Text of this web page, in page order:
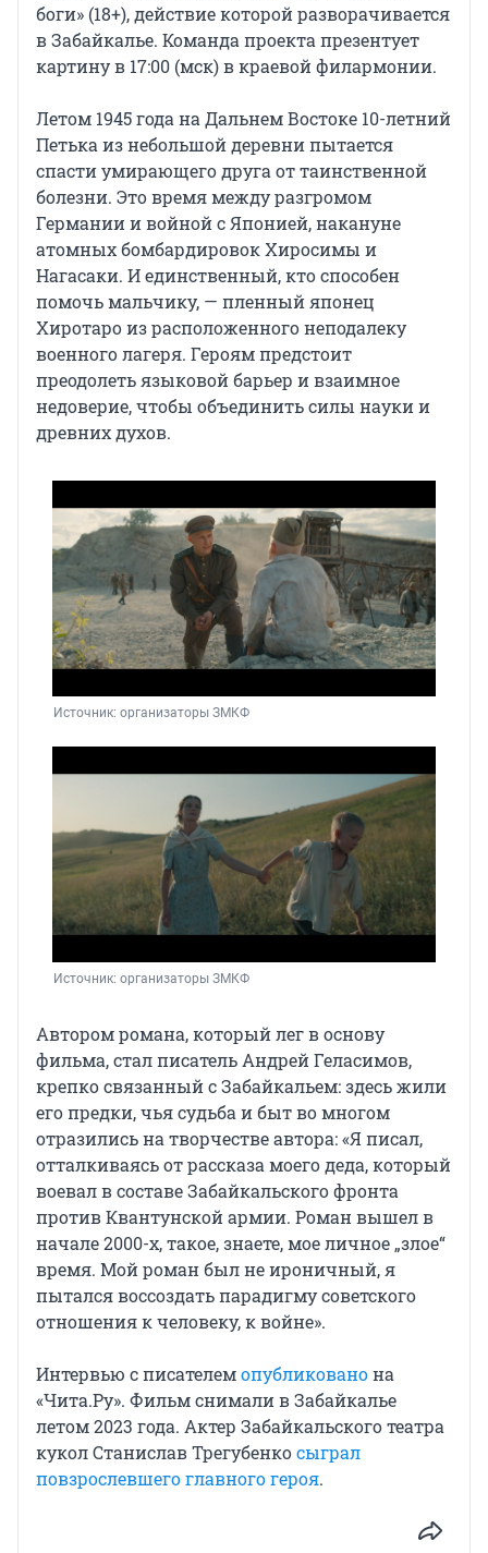
боги» (18+), действие которой разворачивается
в Забайкалье. Команда проекта презентует
картину в 17:00 (мск) в краевой филармонии.
Летом 1945 года на Дальнем Востоке 10-летний
Петька из небольшой деревни пытается
спасти умирающего друга от таинственной
болезни. Это время между разгромом
Германии и войной с Японией, накануне
атомных бомбардировок Хиросимы и
Нагасаки. И единственный, кто способен
помочь мальчику, — пленный японец
Хиротаро из расположенного неподалеку
военного лагеря. Героям предстоит
преодолеть языковой барьер и взаимное
недоверие, чтобы объединить силы науки и
древних духов.
Источник: организаторы ЗМКФ
Источник: организаторы ЗМКФ
Автором романа, который лег в основу
фильма, стал писатель Андрей Геласимов,
крепко связанный с Забайкальем: здесь жили
его предки, чья судьба и быт во многом
отразились на творчестве автора: «Я писал,
отталкиваясь от рассказа моего деда, который
воевал в составе Забайкальского фронта
против Квантунской армии. Роман вышел в
начале 2000-х, такое, знаете, мое личное „злое“
время. Мой роман был не ироничный, я
пытался воссоздать парадигму советского
отношения к человеку, к войне».
Интервью с писателемопубликованона
«Чита.Ру». Фильм снимали в Забайкалье
летом 2023 года. Актер Забайкальского театра
кукол Станислав Трегубенкосыграл
повзрослевшего главного героя.